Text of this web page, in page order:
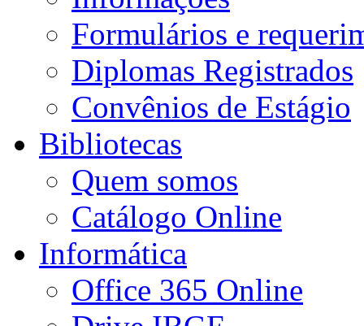
Formulários e
Diplomas Registrados
Convênios de Estágio
Bibliotecas
Quem somos
Catálogo Online
Informática
Office 365 Online